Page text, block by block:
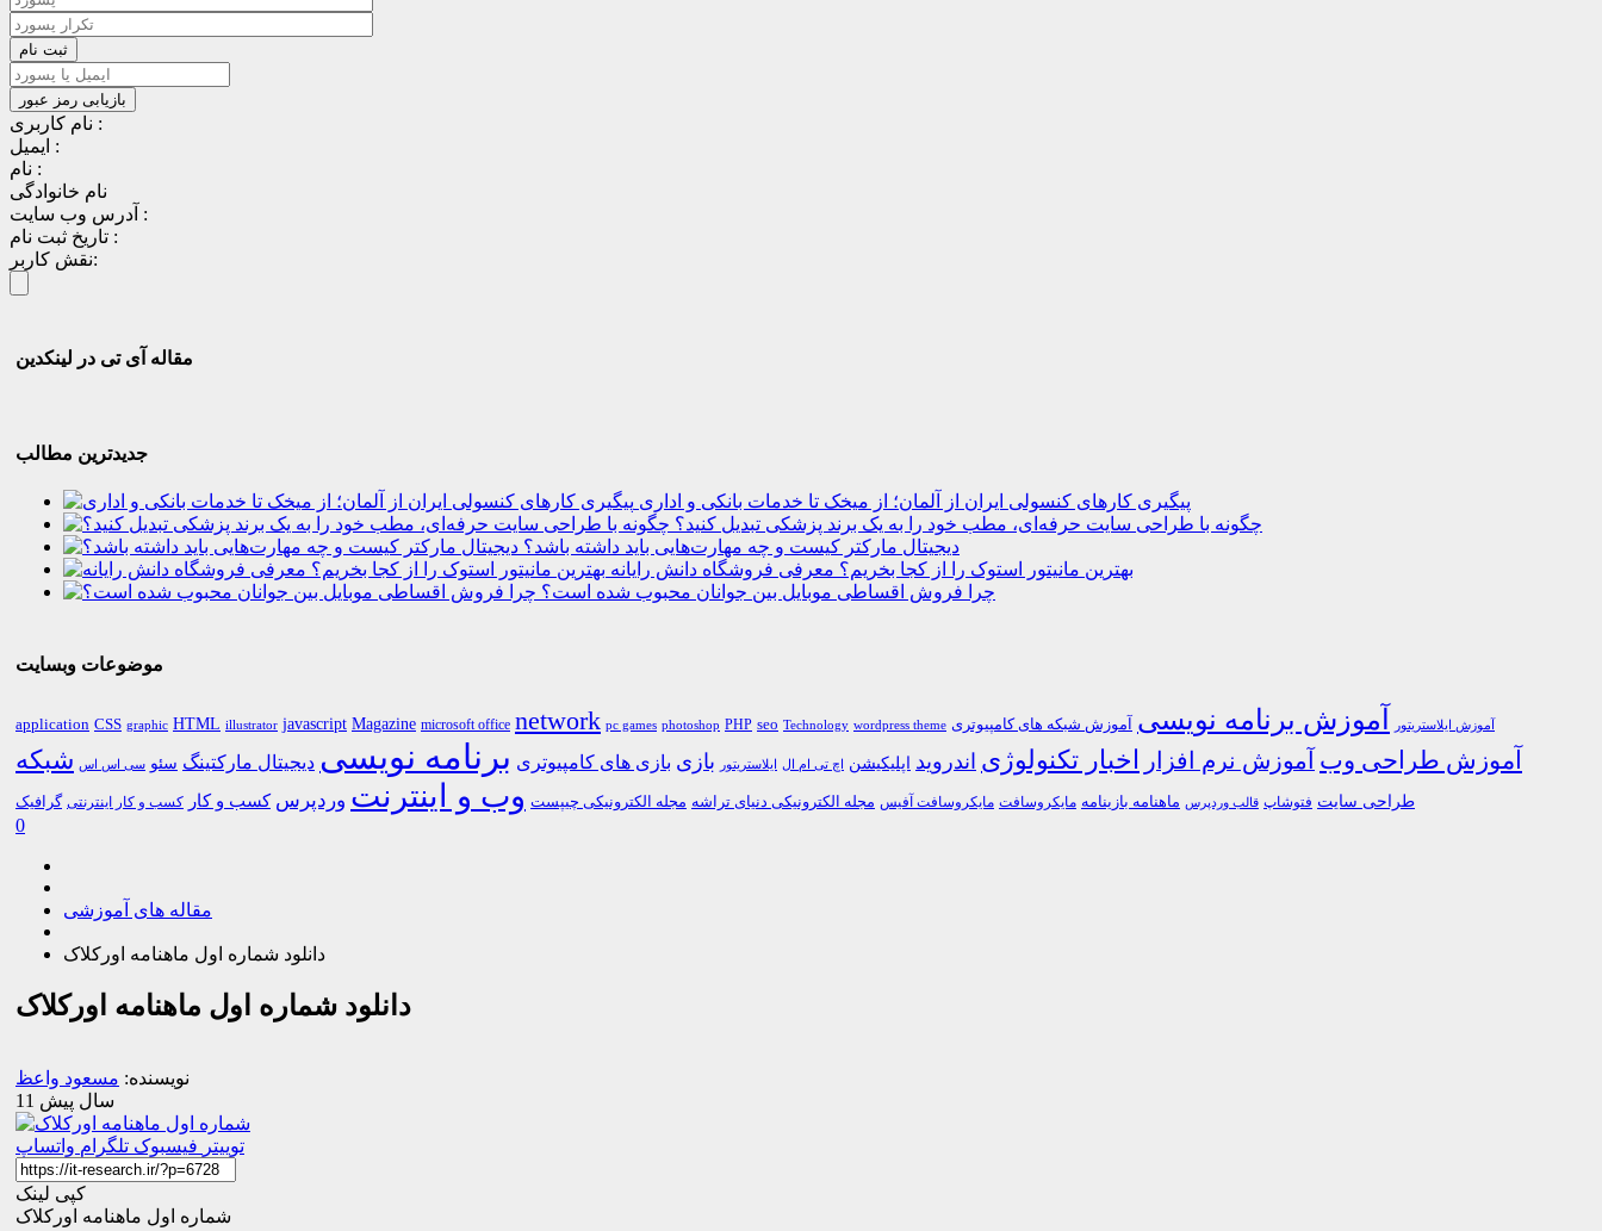
نام کاربری :
ایمیل :
نام :
نام خانوادگی
آدرس وب سایت :
تاریخ ثبت نام :
نقش کاربر:
مقاله آی تی در لینکدین
جدیدترین مطالب
پیگیری کارهای کنسولی ایران از آلمان؛ از میخک تا خدمات بانکی و اداری
چگونه با طراحی سایت حرفه‌ای، مطب خود را به یک برند پزشکی تبدیل کنید؟
دیجیتال مارکتر کیست و چه مهارت‌هایی باید داشته باشد؟
بهترین مانیتور استوک را از کجا بخریم؟ معرفی فروشگاه دانش رایانه
چرا فروش اقساطی موبایل بین جوانان محبوب شده است؟
موضوعات وبسایت
application CSS graphic HTML illustrator javascript Magazine microsoft office network pc games photoshop PHP seo Technology wordpress theme آموزش ایلاستریتور آموزش برنامه نویسی آموزش شبکه های کامپیوتری
آموزش طراحی وب آموزش نرم افزار اخبار تکنولوژی اندروید اپلیکیشن اچ تی ام ال ایلاستریتور بازی بازی های کامپیوتری برنامه نویسی دیجیتال مارکتینگ سئو سی اس اس شبکه
طراحی سایت فتوشاپ قالب وردپرس ماهنامه بازینامه مایکروسافت مایکروسافت آفیس مجله الکترونیکی دنیای تراشه مجله الکترونیکی چیپست وب و اینترنت وردپرس کسب و کار کسب و کار اینترنتی گرافیک
0
مقاله های آموزشی
دانلود شماره اول ماهنامه اورکلاک
دانلود شماره اول ماهنامه اورکلاک
نویسنده: مسعود واعظ
11 سال پیش
توییتر فیسبوک تلگرام واتساپ
کپی لینک
شماره اول ماهنامه اورکلاک